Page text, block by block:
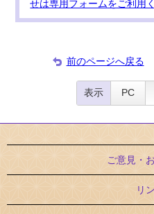
せは専用フォームをご利用
前のページへ戻る
表示 PC
ご意見・
リ